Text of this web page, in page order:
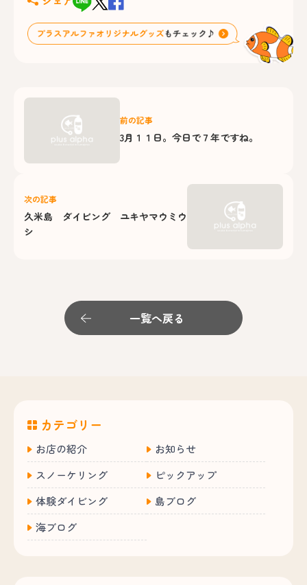
前の記事
3月１１日。今日で７年ですね。
次の記事
久米島 ダイビング ユキヤマウミウ
シ
一覧へ戻る
カテゴリー
お店の紹介
お知らせ
スノーケリング
ピックアップ
体験ダイビング
島ブログ
海ブログ